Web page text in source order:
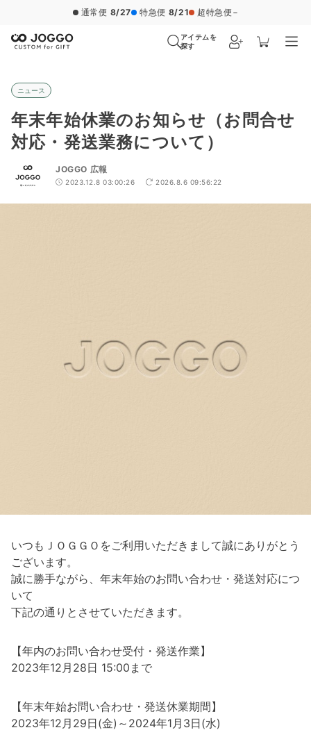
通常便 8/27 特急便 8/21 超特急便 −
アイテムを
探す
ニュース
年末年始休業のお知らせ（お問合せ
対応・発送業務について）
JOGGO 広報
2023.12.8 03:00:26 2026.8.6 09:56:22
いつもＪＯＧＧＯをご利用いただきまして誠にありがとう
ございます。
誠に勝手ながら、年末年始のお問い合わせ・発送対応につ
いて
下記の通りとさせていただきます。
【年内のお問い合わせ受付・発送作業】
2023年12月28日 15:00まで
【年末年始お問い合わせ・発送休業期間】
2023年12月29日(金)～2024年1月3日(水)